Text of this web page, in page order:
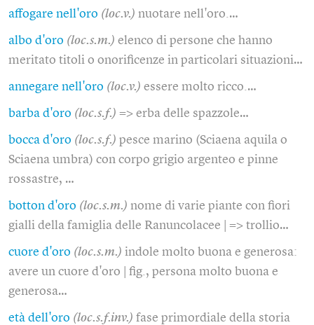
affogare nell'oro (loc.v.) nuotare nell'oro.…
albo d'oro (loc.s.m.) elenco di persone che hanno
meritato titoli o onorificenze in particolari situazioni…
annegare nell'oro (loc.v.) essere molto ricco.…
barba d'oro (loc.s.f.) => erba delle spazzole…
bocca d'oro (loc.s.f.) pesce marino (Sciaena aquila o
Sciaena umbra) con corpo grigio argenteo e pinne
rossastre, …
botton d'oro (loc.s.m.) nome di varie piante con fiori
gialli della famiglia delle Ranuncolacee | => trollio…
cuore d'oro (loc.s.m.) indole molto buona e generosa:
avere un cuore d'oro | fig., persona molto buona e
generosa…
età dell'oro (loc.s.f.inv.) fase primordiale della storia